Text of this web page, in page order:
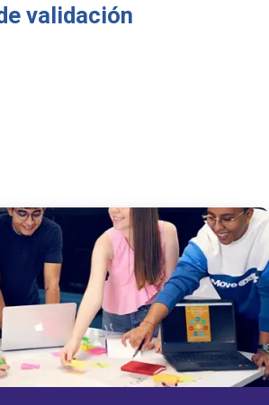
validación